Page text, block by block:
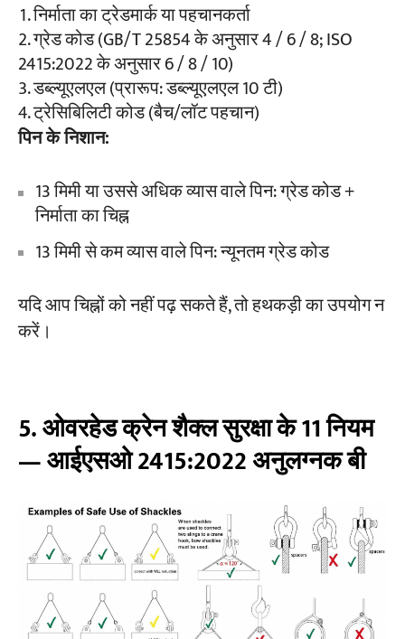
निर्माता का ट्रेडमार्क या पहचानकर्ता
ग्रेड कोड (GB/T 25854 के अनुसार 4 / 6 / 8; ISO
2415:2022 के अनुसार 6 / 8 / 10)
डब्ल्यूएलएल (प्रारूप: डब्ल्यूएलएल 10 टी)
ट्रेसिबिलिटी कोड (बैच/लॉट पहचान)
पिन के निशान:
13 मिमी या उससे अधिक व्यास वाले पिन: ग्रेड कोड +
निर्माता का चिह्न
13 मिमी से कम व्यास वाले पिन: न्यूनतम ग्रेड कोड
यदि आप चिह्नों को नहीं पढ़ सकते हैं, तो हथकड़ी का उपयोग न
करें।
5. ओवरहेड क्रेन शैक्ल सुरक्षा के 11 नियम
— आईएसओ 2415:2022 अनुलग्नक बी